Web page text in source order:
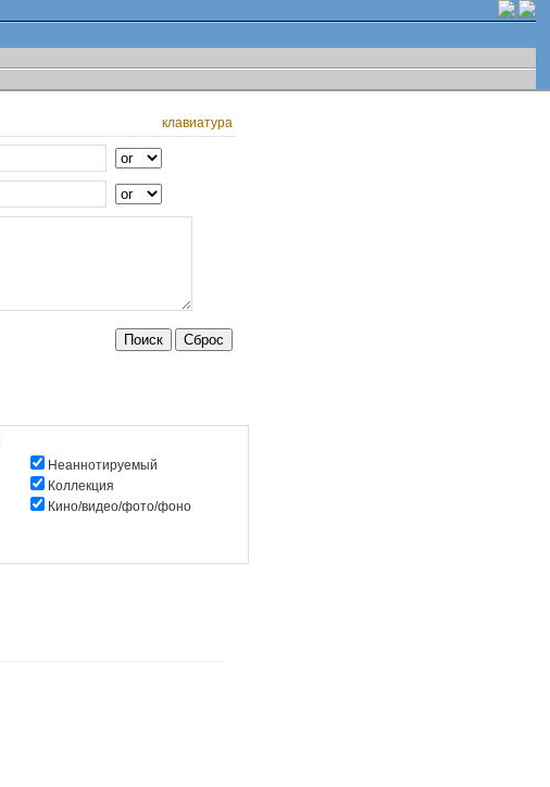
клавиатура
Неаннотируемый
Коллекция
Кино/видео/фото/фоно